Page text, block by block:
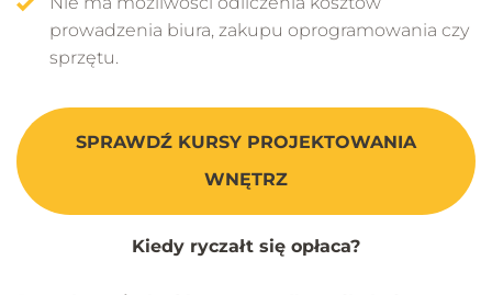
prowadzenia biura, zakupu oprogramowania czy
sprzętu.
SPRAWDŹ KURSY PROJEKTOWANIA
WNĘTRZ
Kiedy ryczałt się opłaca?